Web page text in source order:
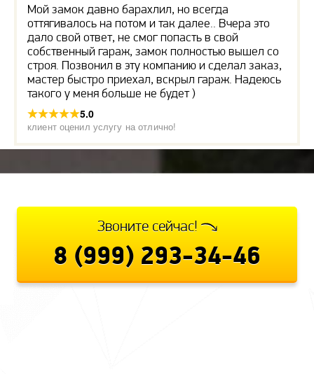
Мой замок давно барахлил, но всегда
оттягивалось на потом и так далее.. Вчера это
дало свой ответ, не смог попасть в свой
собственный гараж, замок полностью вышел со
строя. Позвонил в эту компанию и сделал заказ,
мастер быстро приехал, вскрыл гараж. Надеюсь
такого у меня больше не будет )
5.0
клиент оценил услугу на отлично!
Звоните сейчас!
8 (999) 293-34-46